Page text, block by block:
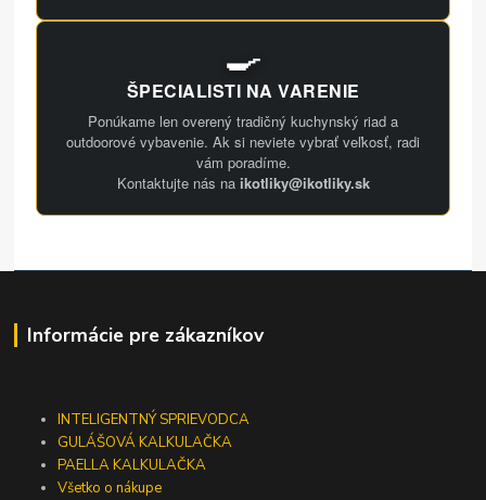
🍳
ŠPECIALISTI NA VARENIE
Ponúkame len overený tradičný kuchynský riad a
outdoorové vybavenie. Ak si neviete vybrať veľkosť, radi
vám poradíme.
Kontaktujte nás na ikotliky@ikotliky.sk
Informácie pre zákazníkov
INTELIGENTNÝ SPRIEVODCA
GULÁŠOVÁ KALKULAČKA
PAELLA KALKULAČKA
Všetko o nákupe